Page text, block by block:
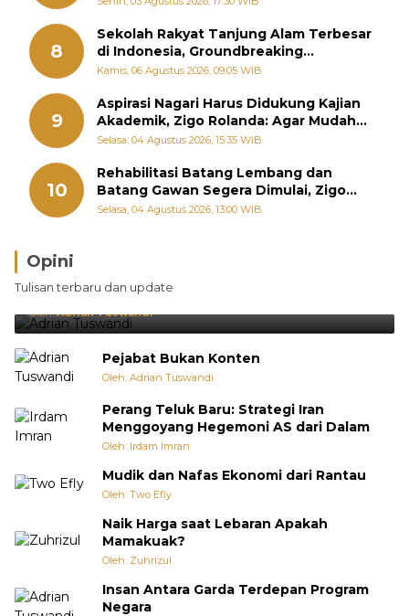
8
Sekolah Rakyat Tanjung Alam Terbesar
di Indonesia, Groundbreaking
September
Kamis, 06 Agustus 2026, 09:05 WIB
9
Aspirasi Nagari Harus Didukung Kajian
Akademik, Zigo Rolanda: Agar Mudah
Diperjuangkan di Kementerian
Selasa, 04 Agustus 2026, 15:35 WIB
10
Rehabilitasi Batang Lembang dan
Batang Gawan Segera Dimulai, Zigo
Rolanda Pastikan Proyek Berjalan
Selasa, 04 Agustus 2026, 13:00 WIB
Opini
Tulisan terbaru dan update
Brasil Lebih Diunggulkan, tetapi Jepang Selalu
Punya Cara Membuat Kejutan
Oleh:Adrian Tuswandi
Pejabat Bukan Konten
Oleh: Adrian Tuswandi
Perang Teluk Baru: Strategi Iran
Menggoyang Hegemoni AS dari Dalam
Oleh: Irdam Imran
Mudik dan Nafas Ekonomi dari Rantau
Oleh: Two Efly
Naik Harga saat Lebaran Apakah
Mamakuak?
Oleh: Zuhrizul
Insan Antara Garda Terdepan Program
Negara